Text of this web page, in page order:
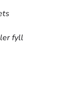
fyll